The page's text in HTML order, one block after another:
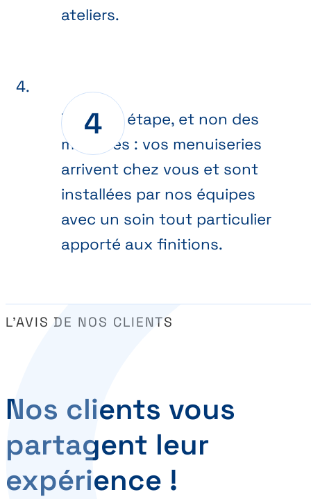
ateliers.
Dernière étape, et non des
moindres : vos menuiseries
arrivent chez vous et sont
installées par nos équipes
avec un soin tout particulier
apporté aux finitions.
L’AVIS DE NOS CLIENTS
Nos clients vous
partagent leur
expérience !